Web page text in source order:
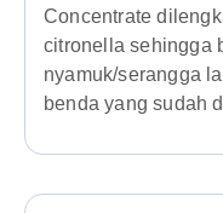
Concentrate
citronella sehingga
nyamuk/serangga
benda yang sudah